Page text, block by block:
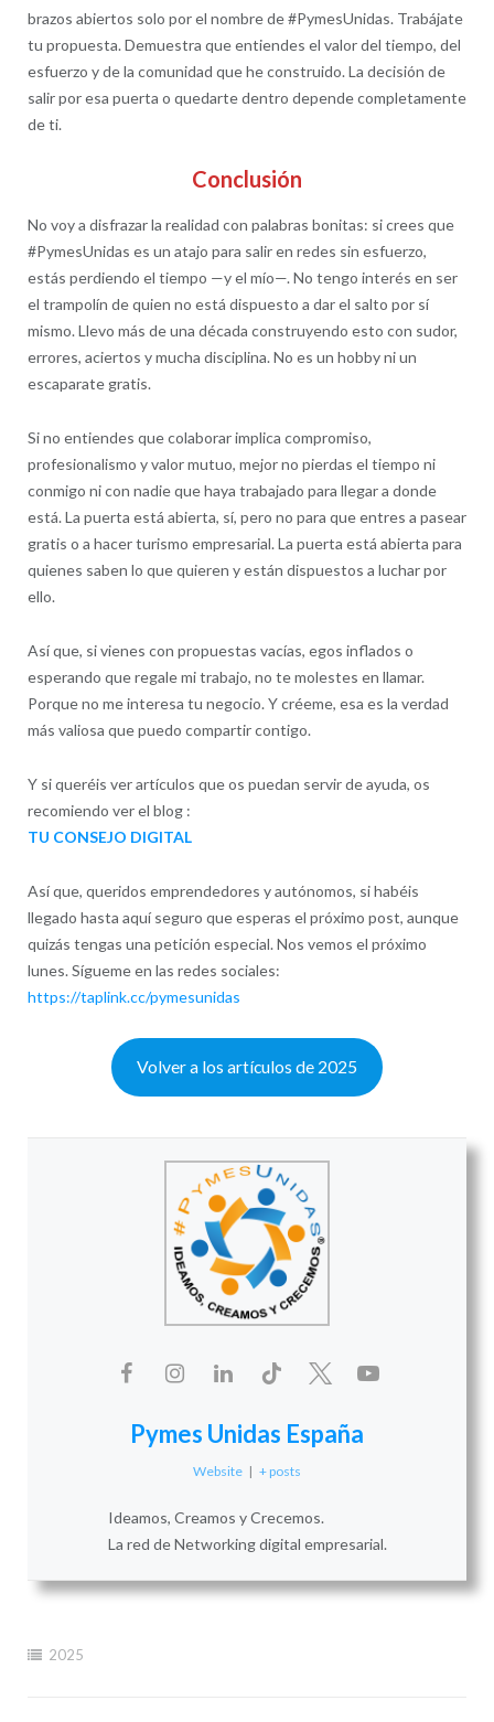
brazos abiertos solo por el nombre de #PymesUnidas. Trabájate
tu propuesta. Demuestra que entiendes el valor del tiempo, del
esfuerzo y de la comunidad que he construido. La decisión de
salir por esa puerta o quedarte dentro depende completamente
de ti.
Conclusión
No voy a disfrazar la realidad con palabras bonitas: si crees que
#PymesUnidas es un atajo para salir en redes sin esfuerzo,
estás perdiendo el tiempo —y el mío—. No tengo interés en ser
el trampolín de quien no está dispuesto a dar el salto por sí
mismo. Llevo más de una década construyendo esto con sudor,
errores, aciertos y mucha disciplina. No es un hobby ni un
escaparate gratis.
Si no entiendes que colaborar implica compromiso,
profesionalismo y valor mutuo, mejor no pierdas el tiempo ni
conmigo ni con nadie que haya trabajado para llegar a donde
está. La puerta está abierta, sí, pero no para que entres a pasear
gratis o a hacer turismo empresarial. La puerta está abierta para
quienes saben lo que quieren y están dispuestos a luchar por
ello.
Así que, si vienes con propuestas vacías, egos inflados o
esperando que regale mi trabajo, no te molestes en llamar.
Porque no me interesa tu negocio. Y créeme, esa es la verdad
más valiosa que puedo compartir contigo.
Y si queréis ver artículos que os puedan servir de ayuda, os
recomiendo ver el blog :
TU CONSEJO DIGITAL
Así que, queridos emprendedores y autónomos, si habéis
llegado hasta aquí seguro que esperas el próximo post, aunque
quizás tengas una petición especial. Nos vemos el próximo
lunes. Sígueme en las redes sociales:
https://taplink.cc/pymesunidas
Volver a los artículos de 2025
Pymes Unidas España
Website | + posts
Ideamos, Creamos y Crecemos.
La red de Networking digital empresarial.
2025